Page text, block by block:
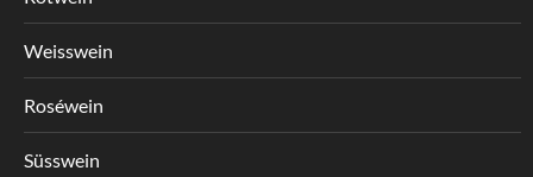
Weisswein
Roséwein
Süsswein